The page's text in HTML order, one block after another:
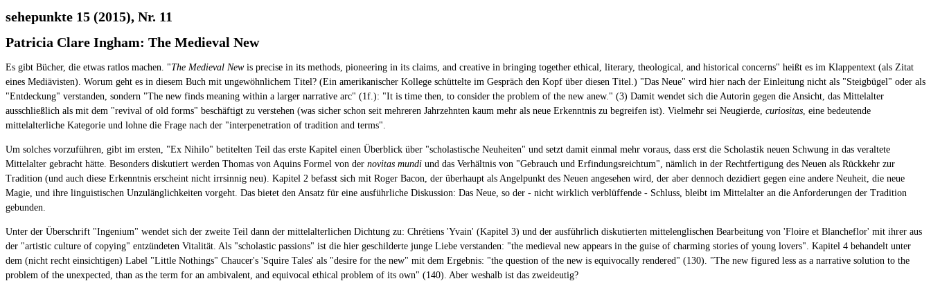
sehepunkte 15 (2015), Nr. 11
Patricia Clare Ingham: The Medieval New
Es gibt Bücher, die etwas ratlos machen. "The Medieval Newis precise in its methods, pioneering in its claims, and creative in bringing together ethical, literary, theological, and historical concerns" heißt es im Klappentext (als Zitat
eines Mediävisten). Worum geht es in diesem Buch mit ungewöhnlichem Titel? (Ein amerikanischer Kollege schüttelte im Gespräch den Kopf über diesen Titel.) "Das Neue" wird hier nach der Einleitung nicht als "Steigbügel" oder als
"Entdeckung" verstanden, sondern "The new finds meaning within a larger narrative arc" (1f.): "It is time then, to consider the problem of the new anew." (3) Damit wendet sich die Autorin gegen die Ansicht, das Mittelalter
ausschließlich als mit dem "revival of old forms" beschäftigt zu verstehen (was sicher schon seit mehreren Jahrzehnten kaum mehr als neue Erkenntnis zu begreifen ist). Vielmehr sei Neugierde, curiositas , eine bedeutende
mittelalterliche Kategorie und lohne die Frage nach der "interpenetration of tradition and terms".
Um solches vorzuführen, gibt im ersten, "Ex Nihilo" betitelten Teil das erste Kapitel einen Überblick über "scholastische Neuheiten" und setzt damit einmal mehr voraus, dass erst die Scholastik neuen Schwung in das veraltete
Mittelalter gebracht hätte. Besonders diskutiert werden Thomas von Aquins Formel von der novitas mundi und das Verhältnis von "Gebrauch und Erfindungsreichtum", nämlich in der Rechtfertigung des Neuen als Rückkehr zur
Tradition (und auch diese Erkenntnis erscheint nicht irrsinnig neu). Kapitel 2 befasst sich mit Roger Bacon, der überhaupt als Angelpunkt des Neuen angesehen wird, der aber dennoch dezidiert gegen eine andere Neuheit, die neue
Magie, und ihre linguistischen Unzulänglichkeiten vorgeht. Das bietet den Ansatz für eine ausführliche Diskussion: Das Neue, so der - nicht wirklich verblüffende - Schluss, bleibt im Mittelalter an die Anforderungen der Tradition
gebunden.
Unter der Überschrift "Ingenium" wendet sich der zweite Teil dann der mittelalterlichen Dichtung zu: Chrétiens 'Yvain' (Kapitel 3) und der ausführlich diskutierten mittelenglischen Bearbeitung von 'Floire et Blancheflor' mit ihrer aus
der "artistic culture of copying" entzündeten Vitalität. Als "scholastic passions" ist die hier geschilderte junge Liebe verstanden: "the medieval new appears in the guise of charming stories of young lovers". Kapitel 4 behandelt unter
dem (nicht recht einsichtigen) Label "Little Nothings" Chaucer's 'Squire Tales' als "desire for the new" mit dem Ergebnis: "the question of the new is equivocally rendered" (130). "The new figured less as a narrative solution to the
problem of the unexpected, than as the term for an ambivalent, and equivocal ethical problem of its own" (140). Aber weshalb ist das zweideutig?